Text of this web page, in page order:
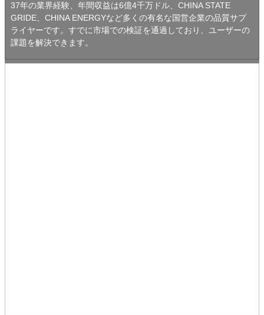
37年の業界経験、年間収益は6億4千万ドル、CHINA STATE
GRIDE、CHINA ENERGYなど多くの有名な国営企業の品質サプ
ライヤーです。すでに市場での検証を通過しており、ユーザーの
課題を解決できます。